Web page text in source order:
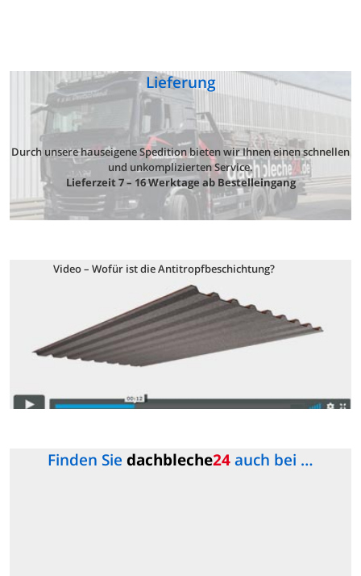
Lieferung
Durch unsere hauseigene Spedition bieten wir Ihnen einen schnellen
und unkomplizierten Service.
Lieferzeit 7 – 16 Werktage ab Bestelleingang
Video – Wofür ist die Antitropfbeschichtung?
Finden Sie dachbleche24auch bei …